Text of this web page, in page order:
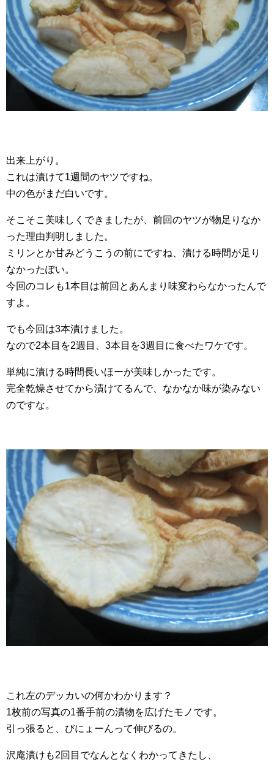
出来上がり。
これは漬けて1週間のヤツですね。
中の色がまだ白いです。
そこそこ美味しくできましたが、前回のヤツが物足りなか
った理由判明しました。
ミリンとか甘みどうこうの前にですね、漬ける時間が足り
なかったぽい。
今回のコレも1本目は前回とあんまり味変わらなかったんで
すよ。
でも今回は3本漬けました。
なので2本目を2週目、3本目を3週目に食べたワケです。
単純に漬ける時間長いほーが美味しかったです。
完全乾燥させてから漬けてるんで、なかなか味が染みない
のですな。
これ左のデッカいの何かわかります？
1枚前の写真の1番手前の漬物を広げたモノです。
引っ張ると、びにょーんって伸びるの。
沢庵漬けも2回目でなんとなくわかってきたし、